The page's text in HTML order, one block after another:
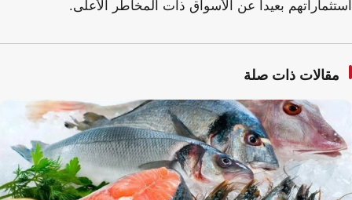
استثماراتهم بعيداً عن الأسواق ذات المخاطر الأعلى.
مقالات ذات صلة